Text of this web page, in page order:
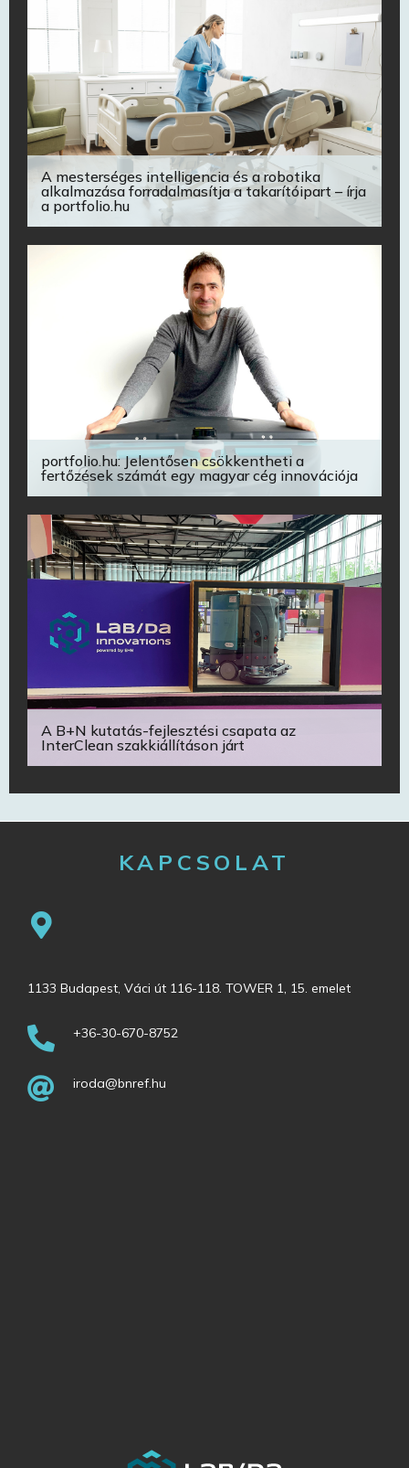
A mesterséges intelligencia és a robotika
alkalmazása forradalmasítja a takarítóipart – írja
a portfolio.hu
portfolio.hu: Jelentősen csökkentheti a
fertőzések számát egy magyar cég innovációja
A B+N kutatás-fejlesztési csapata az
InterClean szakkiállításon járt
KAPCSOLAT
1133 Budapest, Váci út 116-118. TOWER 1, 15. emelet
+36-30-670-8752
iroda@bnref.hu